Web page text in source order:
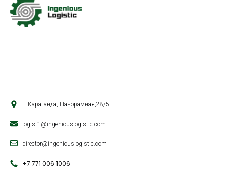
г. Караганда, Панорамная,28/5
logist1@ingeniouslogistic.com
director@ingeniouslogistic.com
+7 771 006 1006